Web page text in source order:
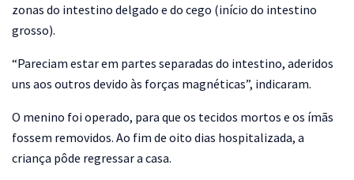
zonas do intestino delgado e do cego (início do intestino
grosso).
“Pareciam estar em partes separadas do intestino, aderidos
uns aos outros devido às forças magnéticas”, indicaram.
O menino foi operado, para que os tecidos mortos e os ímãs
fossem removidos. Ao fim de oito dias hospitalizada, a
criança pôde regressar a casa.